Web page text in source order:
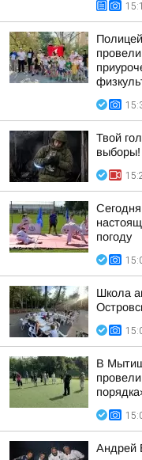
Твой
выборы!
погоду
Школа
В
Андрей